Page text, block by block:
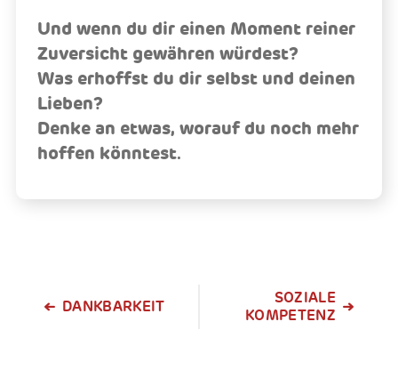
Und wenn du dir einen Moment reiner
Zuversicht gewähren würdest?
Was erhoffst du dir selbst und deinen
Lieben?
Denke an etwas, worauf du noch mehr
hoffen könntest.
DANKBARKEIT
SOZIALE
KOMPETENZ